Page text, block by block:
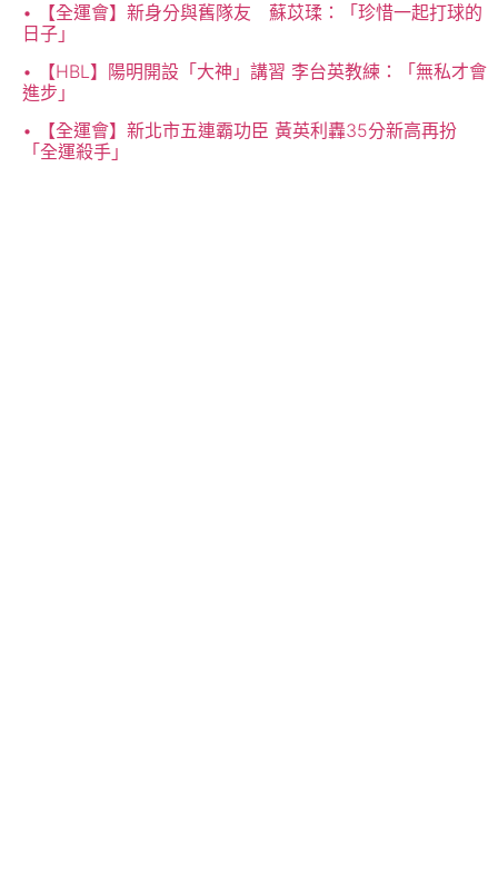
【全運會】新身分與舊隊友 蘇苡瑈：「珍惜一起打球的
日子」
【HBL】陽明開設「大神」講習 李台英教練：「無私才會
進步」
【全運會】新北市五連霸功臣 黃英利轟35分新高再扮
「全運殺手」